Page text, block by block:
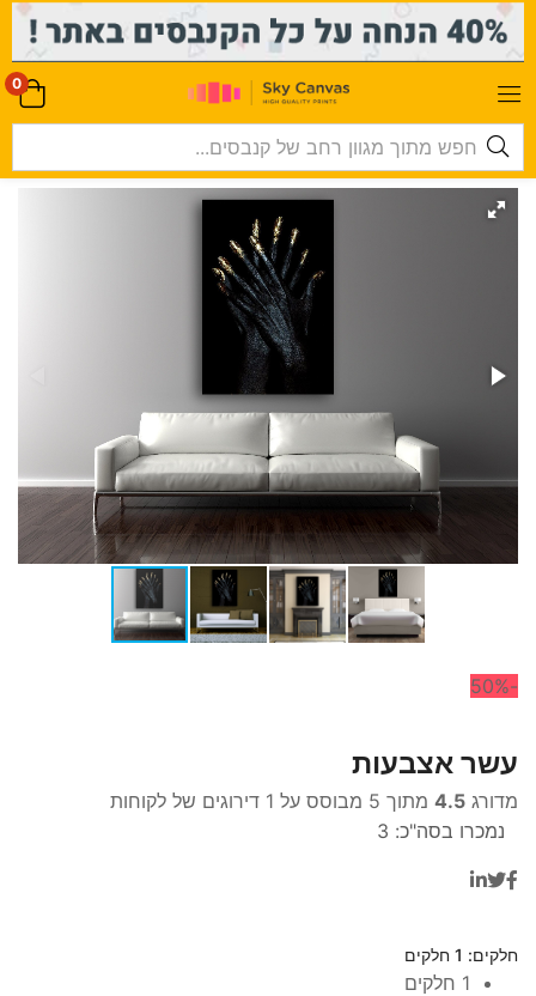
-->
0
עשר אצבעות
-50%
מדורג 4.5 מתוך 5 מבוסס על 1 דירוגים של לקוחות
נמכרו בסה"כ: 3
חלקים: 1 חלקים
1 חלקים